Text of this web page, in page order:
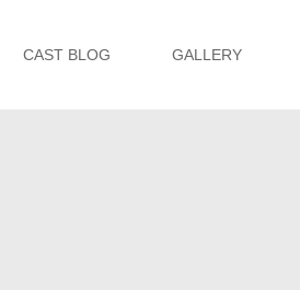
CAST BLOG GALLERY